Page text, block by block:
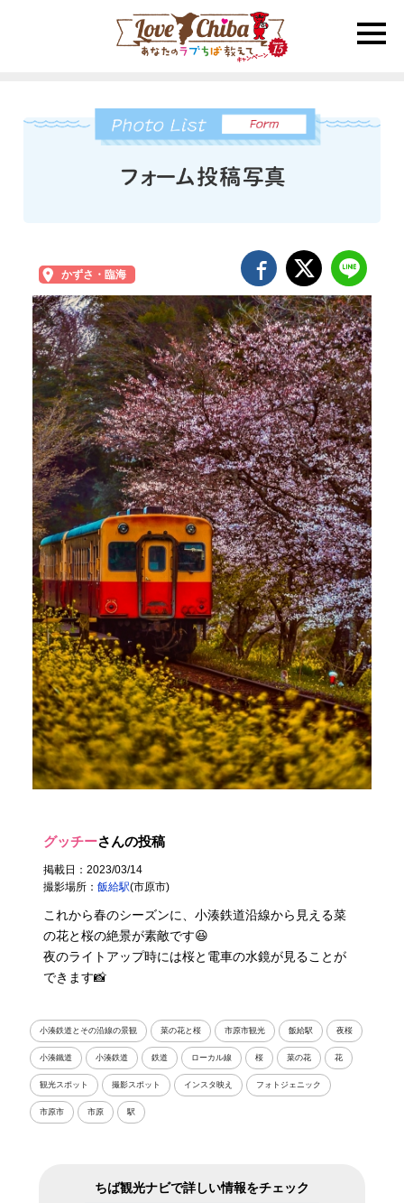
toggle
かずさ・臨海
グッチーさんの投稿
掲載日：2023/03/14
撮影場所：飯給駅(市原市)
これから春のシーズンに、小湊鉄道沿線から見える菜
の花と桜の絶景が素敵です😆
夜のライトアップ時には桜と電車の水鏡が見ることが
できます📸
小湊鉄道とその沿線の景観 菜の花と桜 市原市観光 飯給駅 夜桜
小湊鐵道 小湊鉄道 鉄道 ローカル線 桜 菜の花 花
観光スポット 撮影スポット インスタ映え フォトジェニック
市原市 市原 駅
ちば観光ナビで詳しい情報をチェック